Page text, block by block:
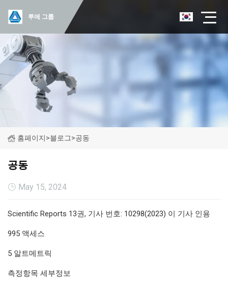
루에 그룹
홈페이지>블로그>공동
공동
May 15, 2024
Scientific Reports 13권, 기사 번호: 10298(2023) 이 기사 인용
995 액세스
5 알트메트릭
측정항목 세부정보